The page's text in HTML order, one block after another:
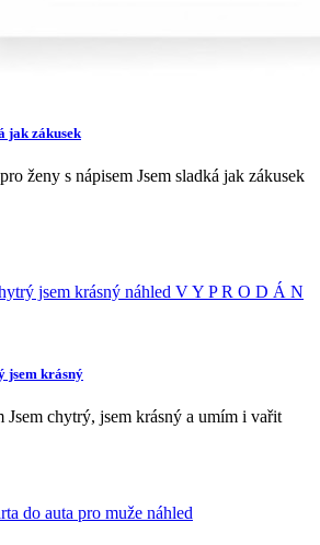
jak zákusek
ženy s nápisem Jsem sladká jak zákusek
náhled V Y P R O D Á N
jsem krásný
Jsem chytrý, jsem krásný a umím i vařit
náhled